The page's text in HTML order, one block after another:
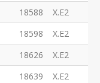
18588
X.E2
18598
X.E2
18626
X.E2
18639
X.E2